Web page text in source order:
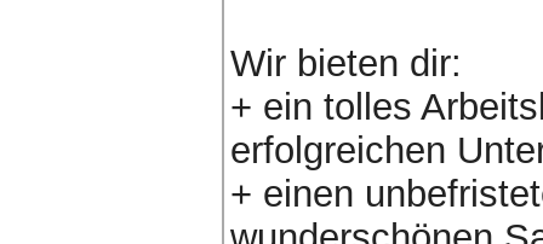
Wir bieten dir:
+ ein tolles
erfolgreichen
+ einen